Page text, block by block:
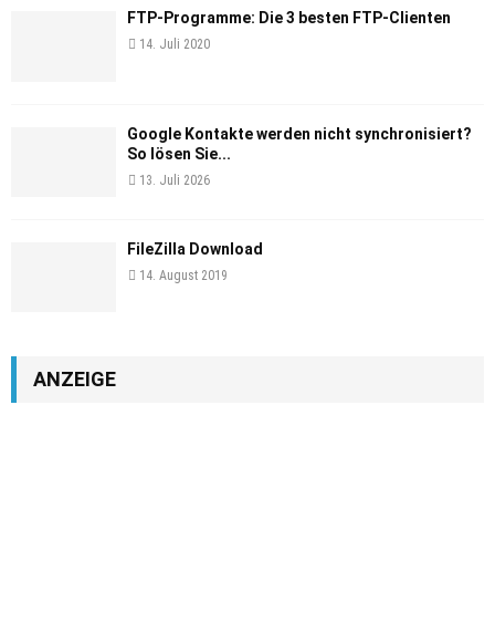
FTP-Programme: Die 3 besten FTP-Clienten
14. Juli 2020
Google Kontakte werden nicht synchronisiert?
So lösen Sie...
13. Juli 2026
FileZilla Download
14. August 2019
ANZEIGE